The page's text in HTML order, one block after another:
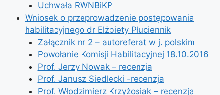
Uchwała RWNBiKP
Wniosek o przeprowadzenie postępowania
habilitacyjnego dr Elżbiety Płuciennik
Załącznik nr 2 – autoreferat w j. polskim
Powołanie Komisji Habilitacyjnej 18.10.2016
Prof. Jerzy Nowak – recenzja
Prof. Janusz Siedlecki -recenzja
Prof. Włodzimierz Krzyżosiak – recenzja